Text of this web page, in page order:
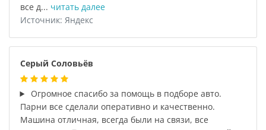
все д... читать далее
Источник: Яндекс
Серый Соловьёв
Огромное спасибо за помощь в подборе авто.
Парни все сделали оперативно и качественно.
Машина отличная, всегда были на связи, все